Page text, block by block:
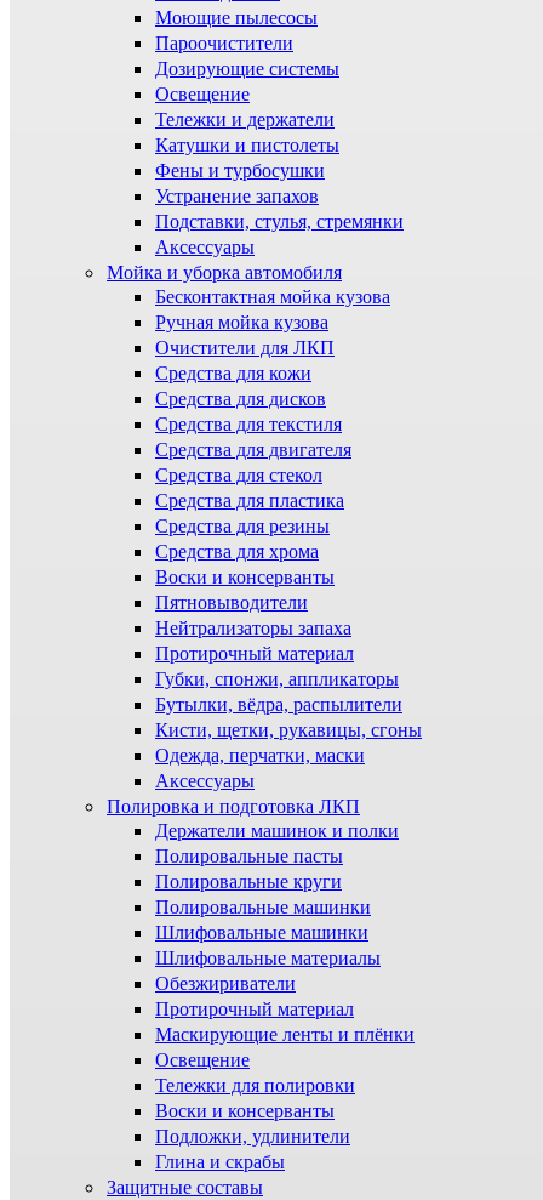
Моющие пылесосы
Пароочистители
Дозирующие системы
Освещение
Тележки и держатели
Катушки и пистолеты
Фены и турбосушки
Устранение запахов
Подставки, стулья, стремянки
Аксессуары
Мойка и уборка автомобиля
Бесконтактная мойка кузова
Ручная мойка кузова
Очистители для ЛКП
Средства для кожи
Средства для дисков
Средства для текстиля
Средства для двигателя
Средства для стекол
Средства для пластика
Средства для резины
Средства для хрома
Воски и консерванты
Пятновыводители
Нейтрализаторы запаха
Протирочный материал
Губки, спонжи, аппликаторы
Бутылки, вёдра, распылители
Кисти, щетки, рукавицы, сгоны
Одежда, перчатки, маски
Аксессуары
Полировка и подготовка ЛКП
Держатели машинок и полки
Полировальные пасты
Полировальные круги
Полировальные машинки
Шлифовальные машинки
Шлифовальные материалы
Обезжириватели
Протирочный материал
Маскирующие ленты и плёнки
Освещение
Тележки для полировки
Воски и консерванты
Подложки, удлинители
Глина и скрабы
Защитные составы